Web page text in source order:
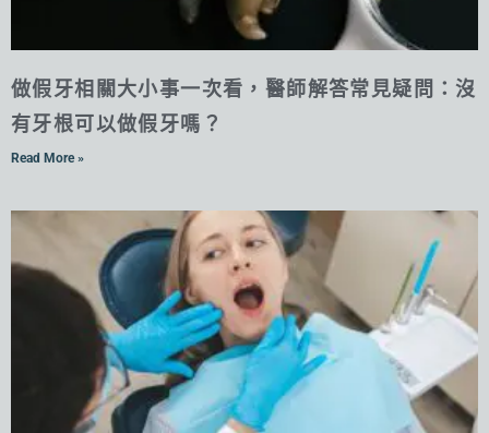
做假牙相關大小事一次看，醫師解答常見疑問：沒
有牙根可以做假牙嗎？
Read More »